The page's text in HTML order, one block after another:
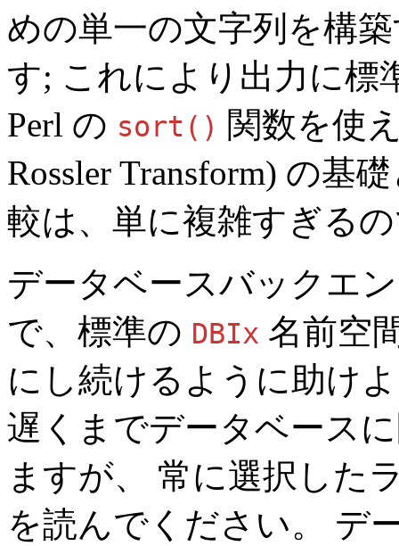
めの単一の文字列を構
す; これにより出力に標
Perl の sort() 関数を使
Rossler Transform) の基
較は、単に複雑すぎる
データベースバックエ
で、標準の DBIx 名前空
にし続けるように助け
遅くまでデータベース
ますが、 常に選択した
を読んでください。 デ